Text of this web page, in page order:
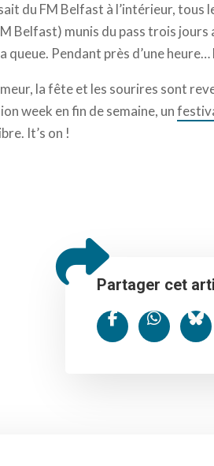
du FM Belfast à l’intérieur,
Belfast) munis du pass trois
queue. Pendant près d’une
la fête et les sourires sont
week en fin de semaine, un
It’s on !
Partager cet